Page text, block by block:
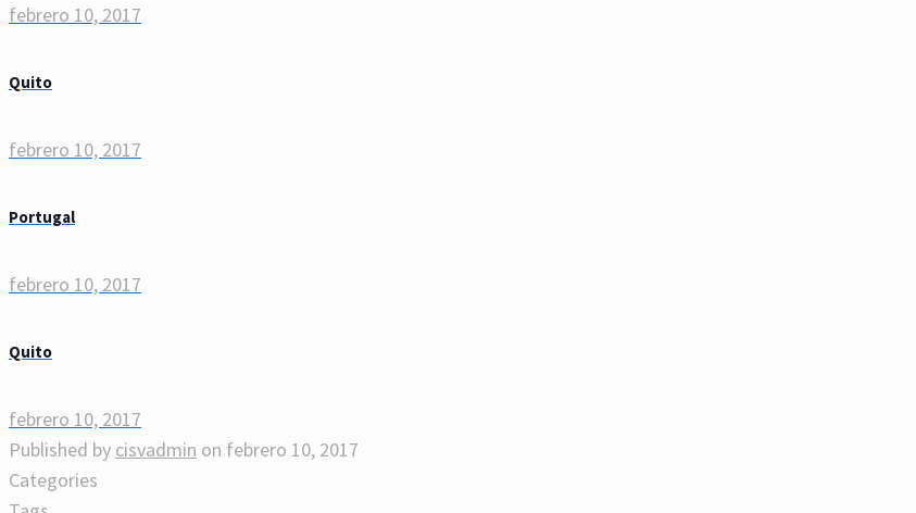
febrero 10, 2017
Quito
febrero 10, 2017
Portugal
febrero 10, 2017
Quito
febrero 10, 2017
Published by cisvadmin on febrero 10, 2017
Categories